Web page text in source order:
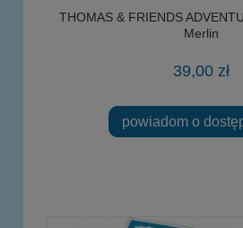
THOMAS & FRIENDS
Merlin
39,00 zł
powiadom o